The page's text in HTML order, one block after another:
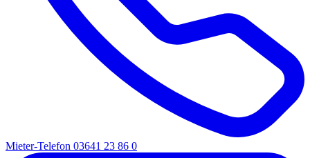
Mieter-Telefon 03641 23 86 0